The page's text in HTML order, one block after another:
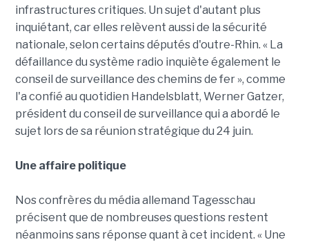
infrastructures critiques. Un sujet d'autant plus
inquiétant, car elles relèvent aussi de la sécurité
nationale, selon certains députés d'outre-Rhin. « La
défaillance du système radio inquiète également le
conseil de surveillance des chemins de fer », comme
l'a confié au quotidien Handelsblatt, Werner Gatzer,
président du conseil de surveillance qui a abordé le
sujet lors de sa réunion stratégique du 24 juin.
Une affaire politique
Nos confrères du média allemand Tagesschau
précisent que de nombreuses questions restent
néanmoins sans réponse quant à cet incident. « Une